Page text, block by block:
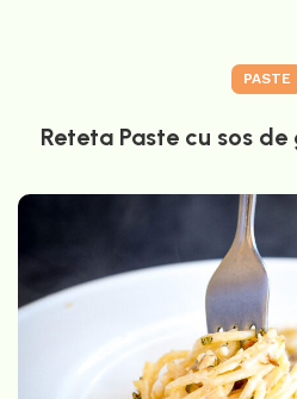
PASTE
Reteta Paste cu sos